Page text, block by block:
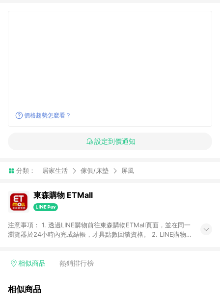
價格趨勢怎麼看？
設定到價通知
分類： 居家生活 傢俱/床墊 屏風
東森購物 ETMall
注意事項： 1. 透過LINE購物前往東森購物ETMall頁面，並在同一
瀏覽器於24小時內完成結帳，才具點數回饋資格。 2. LINE購物
單，皆不在點數回饋範圍內。 3. 如購買以下類別商品，將無法獲
球嚴選、商城、專案商品、「草莓網」全館商品。 4. 如取消訂
相似商品 熱銷排行榜
相似商品